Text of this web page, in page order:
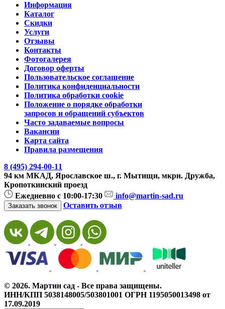
Информация
Каталог
Скидки
Услуги
Отзывы
Контакты
Фотогалерея
Договор оферты
Пользовательское соглашение
Политика конфиденциальности
Политика обработки cookie
Положение о порядке обработки
запросов и обращений субъектов
Часто задаваемые вопросы
Вакансии
Карта сайта
Правила размещения
8 (495) 294-00-11
94 км МКАД, Ярославское ш., г. Мытищи, мкрн. Дружба,
Кропоткинский проезд
Ежедневно с 10:00-17:30
info@martin-sad.ru
Заказать звонок Оставить отзыв
© 2026. Мартин сад - Все права защищены.
ИНН/КПП 5038148005/503801001 ОГРН 1195050013498 от
17.09.2019